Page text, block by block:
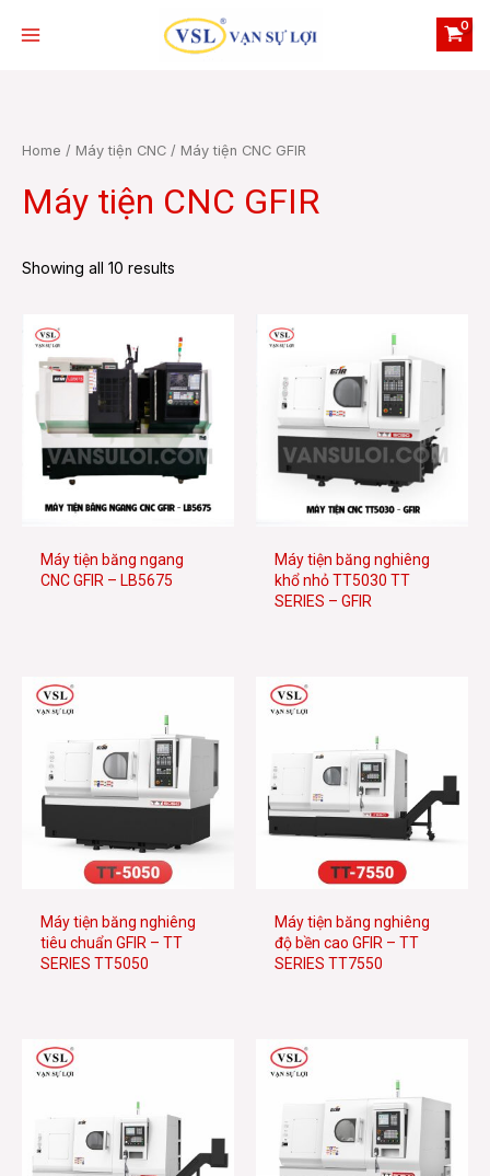
Home / Máy tiện CNC / Máy tiện CNC GFIR
Máy tiện CNC GFIR
Showing all 10 results
Máy tiện băng ngang
CNC GFIR – LB5675
Máy tiện băng nghiêng
khổ nhỏ TT5030 TT
SERIES – GFIR
Máy tiện băng nghiêng
tiêu chuẩn GFIR – TT
SERIES TT5050
Máy tiện băng nghiêng
độ bền cao GFIR – TT
SERIES TT7550